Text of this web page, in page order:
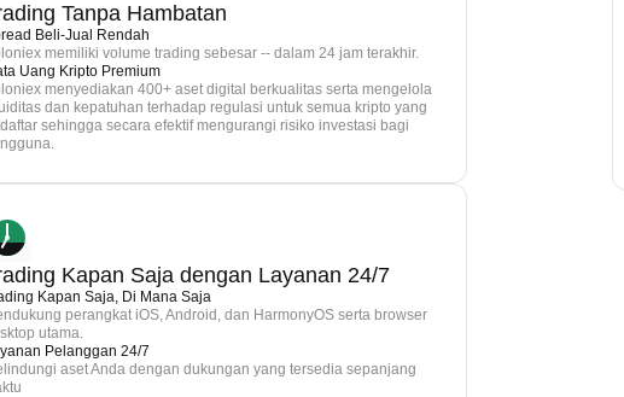
Tanpa Hambatan
Beli-Jual Rendah
memiliki volume trading sebesar -- dalam 24 jam terakhir.
Uang Kripto Premium
menyediakan 400+ aset digital berkualitas serta mengelola
dan kepatuhan terhadap regulasi untuk semua kripto yang
sehingga secara efektif mengurangi risiko investasi bagi
Kapan Saja dengan Layanan 24/7
Kapan Saja, Di Mana Saja
perangkat iOS, Android, dan HarmonyOS serta browser
utama.
Pelanggan 24/7
aset Anda dengan dukungan yang tersedia sepanjang